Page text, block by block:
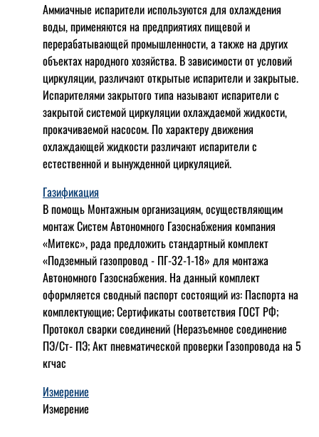
Аммиачные испарители используются для охлаждения
воды, применяются на предприятиях пищевой и
перерабатывающей промышленности, а также на других
объектах народного хозяйства. В зависимости от условий
циркуляции, различают открытые испарители и закрытые.
Испарителями закрытого типа называют испарители с
закрытой системой циркуляции охлаждаемой жидкости,
прокачиваемой насосом. По характеру движения
охлаждающей жидкости различают испарители с
естественной и вынужденной циркуляцией.
Газификация
В помощь Монтажным организациям, осуществляющим
монтаж Систем Автономного Газоснабжения компания
«Митекс», рада предложить стандартный комплект
«Подземный газопровод - ПГ-32-1-18» для монтажа
Автономного Газоснабжения. На данный комплект
оформляется сводный паспорт состоящий из: Паспорта на
комплектующие;Сертификаты соответствия ГОСТ РФ;
Протокол сварки соединений (Неразъемное соединение
ПЭ/Ст- ПЭ;Акт пневматической проверки Газопровода на 5
кгчас
Измерение
Измерение